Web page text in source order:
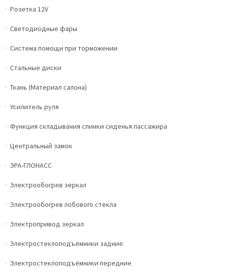
Розетка 12V
Светодиодные фары
Система помощи при торможении
Стальные диски
Ткань (Материал салона)
Усилитель руля
Функция складывания спинки сиденья пассажира
Центральный замок
ЭРА-ГЛОНАСС
Электрообогрев зеркал
Электрообогрев лобового стекла
Электропривод зеркал
Электростеклоподъёмники задние
Электростеклоподъёмники передние